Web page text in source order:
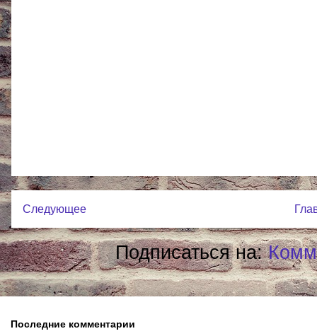
Следующее
Подписаться на:
Последние комментарии